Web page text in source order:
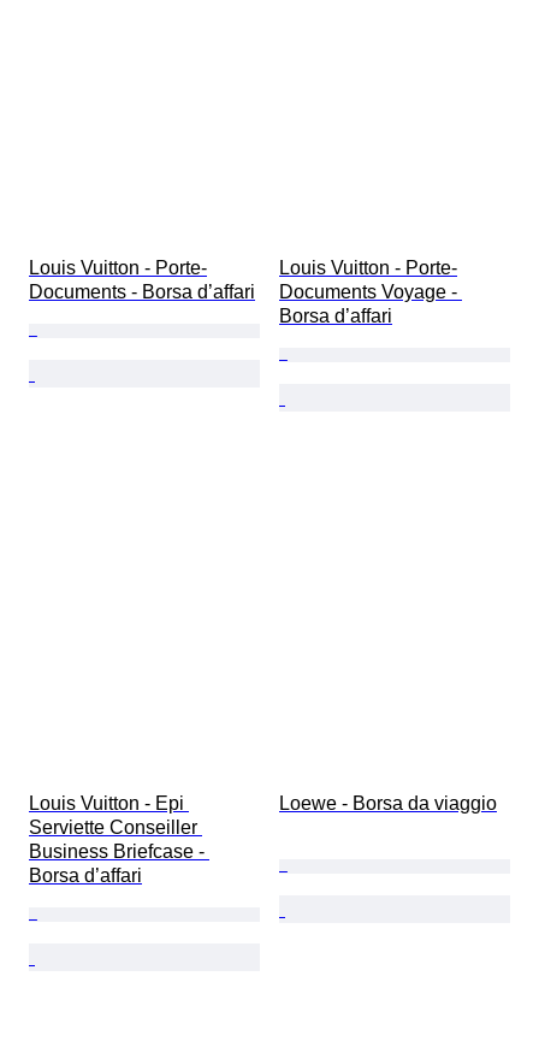
Louis Vuitton - Porte-
Documents - Borsa d’affari
Louis Vuitton - Porte-
Documents Voyage -
Borsa d’affari
Louis Vuitton - Epi
Serviette Conseiller
Business Briefcase -
Borsa d’affari
Loewe - Borsa da viaggio